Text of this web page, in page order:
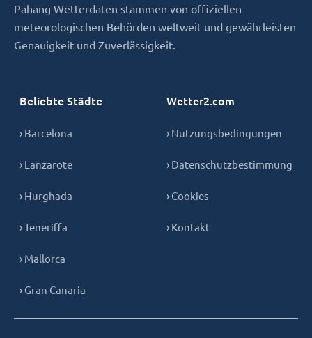
Pahang Wetterdaten stammen von offiziellen
meteorologischen Behörden weltweit und gewährleisten
Genauigkeit und Zuverlässigkeit.
Beliebte Städte
› Barcelona
› Lanzarote
› Hurghada
› Teneriffa
› Mallorca
› Gran Canaria
Wetter2.com
› Nutzungsbedingungen
› Datenschutzbestimmung
› Cookies
› Kontakt